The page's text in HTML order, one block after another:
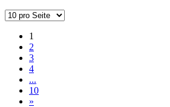
1
2
3
4
...
10
»